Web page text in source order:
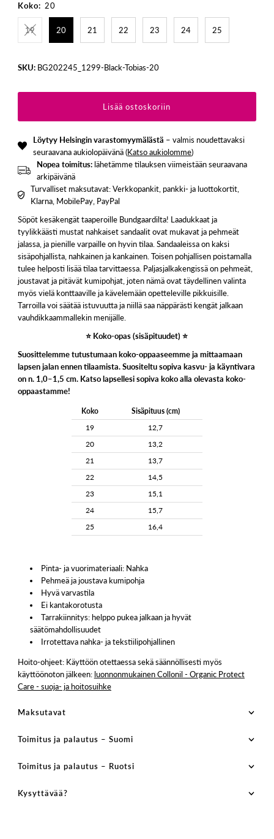
Koko: 20
19 20 21 22 23 24 25
SKU: BG202245_1299-Black-Tobias-20
Löytyy Helsingin varastomyymälästä – valmis noudettavaksi
seuraavana aukiolopäivänä (Katso aukiolomme)
Nopea toimitus:lähetämme tilauksen viimeistään seuraavana
arkipäivänä
Turvalliset maksutavat: Verkkopankit, pankki- ja luottokortit,
Klarna, MobilePay, PayPal
Söpöt kesäkengät taaperoille Bundgaardilta! Laadukkaat ja
tyylikkäästi mustat nahkaiset sandaalit ovat mukavat ja pehmeät
jalassa, ja pienille varpaille on hyvin tilaa. Sandaaleissa on kaksi
sisäpohjallista, nahkainen ja kankainen. Toisen pohjallisen poistamalla
tulee helposti lisää tilaa tarvittaessa. Paljasjalkakengissä on pehmeät,
joustavat ja pitävät kumipohjat, joten nämä ovat täydellinen valinta
myös vielä konttaaville ja kävelemään opetteleville pikkuisille.
Tarroilla voi säätää istuvuutta ja niillä saa näppärästi kengät jalkaan
vauhdikkaammallekin menijälle.
⭐️ Koko-opas (sisäpituudet) ⭐️
Suosittelemme tutustumaan koko-oppaaseemme ja mittaamaan
lapsen jalan ennen tilaamista. Suositeltu sopiva kasvu- ja käyntivara
on n. 1,0–1,5 cm. Katso lapsellesi sopiva koko alla olevasta koko-
oppaastamme!
Koko
Sisäpituus (cm)
19
12,7
20
13,2
21
13,7
22
14,5
23
15,1
24
15,7
25
16,4
Pinta- ja vuorimateriaali: Nahka
Pehmeä ja joustava kumipohja
Hyvä varvastila
Ei kantakorotusta
Tarrakiinnitys: helppo pukea jalkaan ja hyvät
säätömahdollisuudet
Irrotettava nahka- ja tekstiilipohjallinen
Hoito-ohjeet: Käyttöön otettaessa sekä säännöllisesti myös
käyttöönoton jälkeen: luonnonmukainen Collonil - Organic Protect
Care - suoja- ja hoitosuihke
Maksutavat
Toimitus ja palautus – Suomi
Toimitus ja palautus – Ruotsi
Kysyttävää?